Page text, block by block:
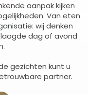
aanpak kijken
Van eten
wij denken
dag of avond
gezichten kunt u
partner.